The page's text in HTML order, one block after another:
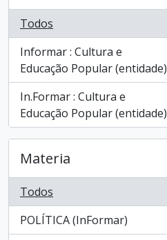
Todos
Informar : Cultura e
Educação Popular (entidade)
, 15763 resultados
In.Formar : Cultura e
Educação Popular (entidade)
, 15763 resultados
Materia
Todos
POLÍTICA (InFormar)
, 3400 resultados